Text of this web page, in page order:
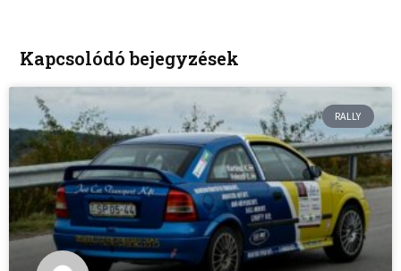
Kapcsolódó bejegyzések
RALLY